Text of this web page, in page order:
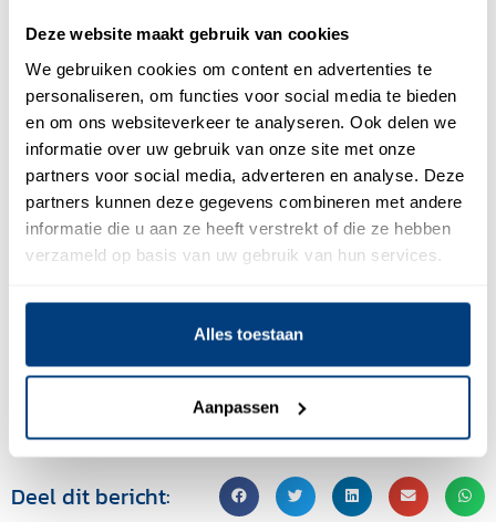
Deze website maakt gebruik van cookies
We gebruiken cookies om content en advertenties te
personaliseren, om functies voor social media te bieden
en om ons websiteverkeer te analyseren. Ook delen we
informatie over uw gebruik van onze site met onze
partners voor social media, adverteren en analyse. Deze
partners kunnen deze gegevens combineren met andere
informatie die u aan ze heeft verstrekt of die ze hebben
verzameld op basis van uw gebruik van hun services.
Alles toestaan
Aanpassen
alle kennis paraat om te helpen.
Altijd op de hoogte van de laatste
trends
Voortdurend de laatste trends uitproberen, is
onmogelijk naast je vaste werkzaamheden. Een externe
partij houdt trends wel non-stop in de gaten en zal hier
ook op moeten inspelen om bij te blijven in het vak.
gebied van een suspect to lead management-oplossing,
big data-analyse, market intelligence, sales maturity-
scans en het achterhalen van de best fit-doelgroep. Het
is fijn als een externe partij met veel ervaring je ook op
het gebied van trends kan helpen en adviseren.
Deel dit bericht: